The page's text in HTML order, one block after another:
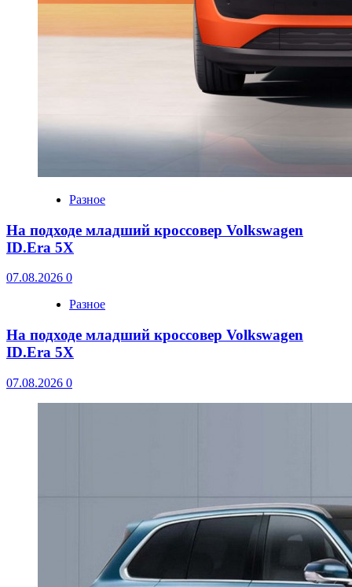
Разное
На подходе младший кроссовер Volkswagen
ID.Era 5X
07.08.2026 0
Разное
На подходе младший кроссовер Volkswagen
ID.Era 5X
07.08.2026 0